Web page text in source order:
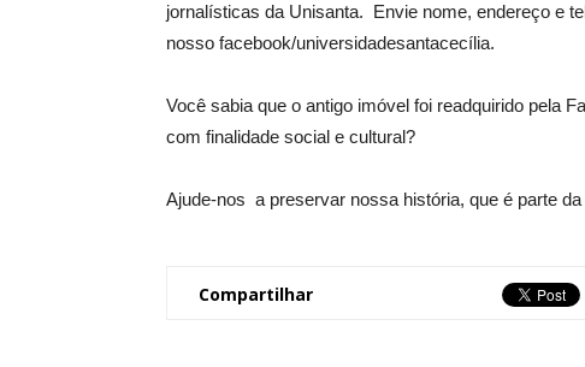
jornalísticas da Unisanta. Envie nome, endereço e
nosso facebook/universidadesantacecília.
Você sabia que o antigo imóvel foi readquirido pela
com finalidade social e cultural?
Ajude-nos a preservar nossa história, que é parte
Compartilhar